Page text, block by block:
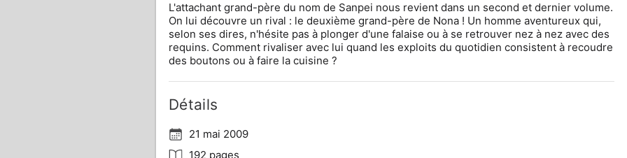
L'attachant grand-père du nom de Sanpei nous revient dans un second et dernier volume.
On lui découvre un rival : le deuxième grand-père de Nona ! Un homme aventureux qui,
selon ses dires, n'hésite pas à plonger d'une falaise ou à se retrouver nez à nez avec des
requins. Comment rivaliser avec lui quand les exploits du quotidien consistent à recoudre
des boutons ou à faire la cuisine ?
Détails
21 mai 2009
192 pages